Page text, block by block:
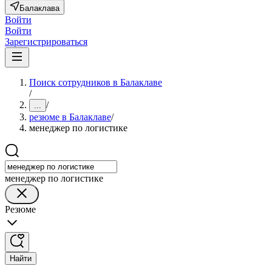
Балаклава
Войти
Войти
Зарегистрироваться
Поиск сотрудников в Балаклаве
/
... /
резюме в Балаклаве/
менеджер по логистике
менеджер по логистике
Резюме
Найти